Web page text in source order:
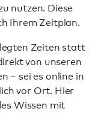
nutzen. Diese
Ihrem Zeitplan.
Zeiten statt
von unseren
– sei es online in
vor Ort. Hier
Wissen mit